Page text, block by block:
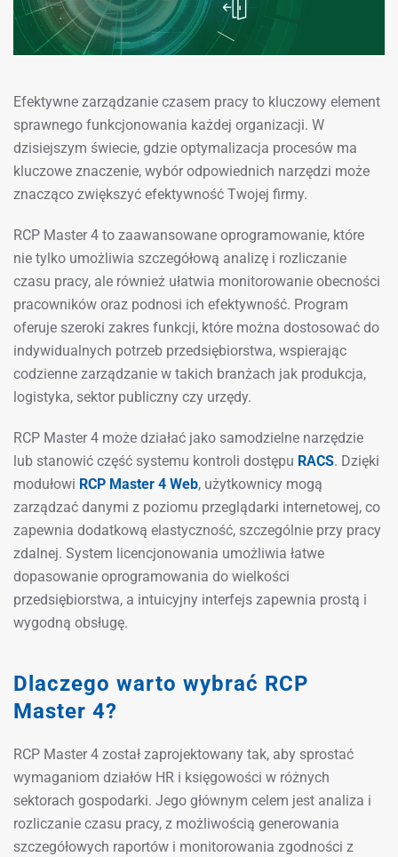
Efektywne zarządzanie czasem pracy to kluczowy element
sprawnego funkcjonowania każdej organizacji. W
dzisiejszym świecie, gdzie optymalizacja procesów ma
kluczowe znaczenie, wybór odpowiednich narzędzi może
znacząco zwiększyć efektywność Twojej firmy.
RCP Master 4 to zaawansowane oprogramowanie, które
nie tylko umożliwia szczegółową analizę i rozliczanie
czasu pracy, ale również ułatwia monitorowanie obecności
pracowników oraz podnosi ich efektywność. Program
oferuje szeroki zakres funkcji, które można dostosować do
indywidualnych potrzeb przedsiębiorstwa, wspierając
codzienne zarządzanie w takich branżach jak produkcja,
logistyka, sektor publiczny czy urzędy.
RCP Master 4 może działać jako samodzielne narzędzie
lub stanowić część systemu kontroli dostępu RACS. Dzięki
modułowi RCP Master 4 Web, użytkownicy mogą
zarządzać danymi z poziomu przeglądarki internetowej, co
zapewnia dodatkową elastyczność, szczególnie przy pracy
zdalnej. System licencjonowania umożliwia łatwe
dopasowanie oprogramowania do wielkości
przedsiębiorstwa, a intuicyjny interfejs zapewnia prostą i
wygodną obsługę.
Dlaczego warto wybrać RCP
Master 4?
RCP Master 4 został zaprojektowany tak, aby sprostać
wymaganiom działów HR i księgowości w różnych
sektorach gospodarki. Jego głównym celem jest analiza i
rozliczanie czasu pracy, z możliwością generowania
szczegółowych raportów i monitorowania zgodności z